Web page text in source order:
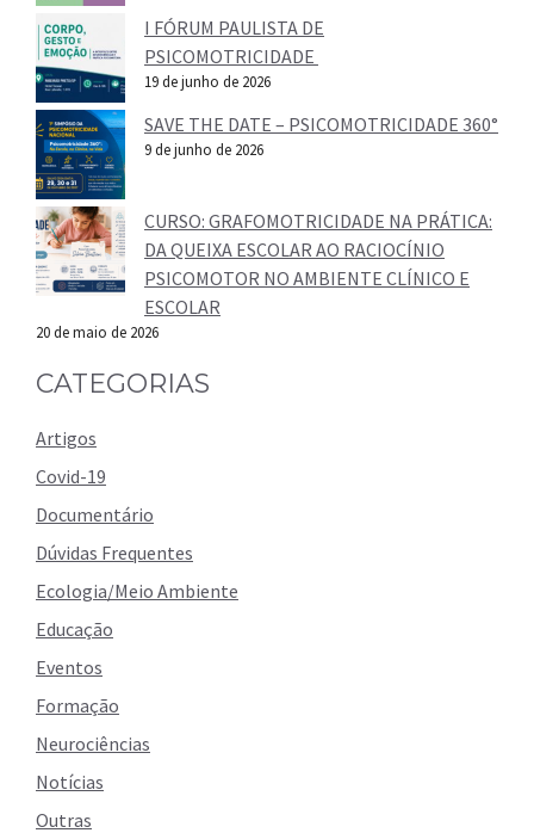
I FÓRUM PAULISTA DE
PSICOMOTRICIDADE
19 de junho de 2026
SAVE THE DATE – PSICOMOTRICIDADE 360°
9 de junho de 2026
CURSO: GRAFOMOTRICIDADE NA PRÁTICA:
DA QUEIXA ESCOLAR AO RACIOCÍNIO
PSICOMOTOR NO AMBIENTE CLÍNICO E
ESCOLAR
20 de maio de 2026
CATEGORIAS
Artigos
Covid-19
Documentário
Dúvidas Frequentes
Ecologia/Meio Ambiente
Educação
Eventos
Formação
Neurociências
Notícias
Outras